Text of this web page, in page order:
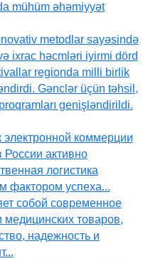
mühüm əhəmiyyət
metodlar sayəsində
ixrac həcmləri iyirmi dörd
regionda milli birlik
Gənclər üçün təhsil,
genişləndirildi.
коммерции
России активно
логистика
фактором успеха...
собой современное
медицинских товаров,
надежность и